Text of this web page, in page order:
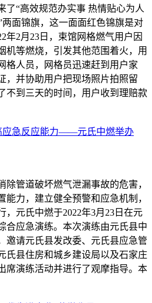
了“高效规范办实事 热情贴心为人
两面锦旗，这一面面红色锦旗是对
年2月23日，束馆网格燃气用户因
机等燃烧，引发其他范围着火，用
格人员，网格员迅速赶到用户家
，并协助用户把现场照片拍照留
不到三天的时间，用户收到理赔款
应急反应能力——元氏中燃举办
除管道破坏燃气泄漏事故的危害，
能力，建立健全预警和应急机制，
，元氏中燃于2022年3月23日在元
合应急演练。本次演练由元氏县中
邀请元氏县发改委、元氏县应急管
氏县住房和城乡建设局以及石家庄
席演练活动并进行了观摩指导。本